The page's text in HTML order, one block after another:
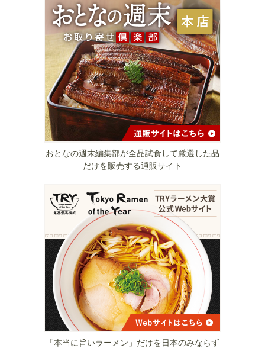
おとなの週末編集部が全品試食して厳選した品
だけを販売する通販サイト
「本当に旨いラーメン」だけを日本のみならず